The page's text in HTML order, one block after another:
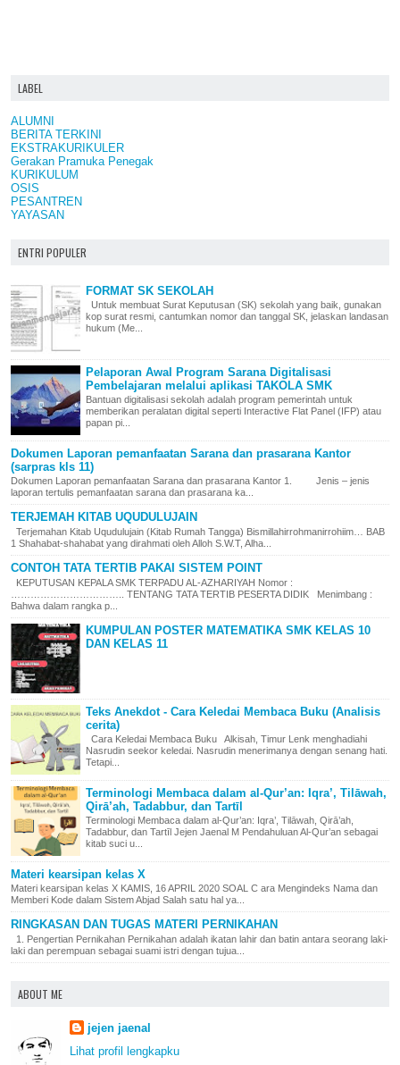
LABEL
ALUMNI
BERITA TERKINI
EKSTRAKURIKULER
Gerakan Pramuka Penegak
KURIKULUM
OSIS
PESANTREN
YAYASAN
ENTRI POPULER
FORMAT SK SEKOLAH
Untuk membuat Surat Keputusan (SK) sekolah yang baik, gunakan
kop surat resmi, cantumkan nomor dan tanggal SK, jelaskan landasan
hukum (Me...
Pelaporan Awal Program Sarana Digitalisasi
Pembelajaran melalui aplikasi TAKOLA SMK
Bantuan digitalisasi sekolah adalah program pemerintah untuk
memberikan peralatan digital seperti Interactive Flat Panel (IFP) atau
papan pi...
Dokumen Laporan pemanfaatan Sarana dan prasarana Kantor
(sarpras kls 11)
Dokumen Laporan pemanfaatan Sarana dan prasarana Kantor 1. Jenis – jenis
laporan tertulis pemanfaatan sarana dan prasarana ka...
TERJEMAH KITAB UQUDULUJAIN
Terjemahan Kitab Uqudulujain (Kitab Rumah Tangga) Bismillahirrohmanirrohiim… BAB
1 Shahabat-shahabat yang dirahmati oleh Alloh S.W.T, Alha...
CONTOH TATA TERTIB PAKAI SISTEM POINT
KEPUTUSAN KEPALA SMK TERPADU AL-AZHARIYAH Nomor :
…………………………….. TENTANG TATA TERTIB PESERTA DIDIK Menimbang :
Bahwa dalam rangka p...
KUMPULAN POSTER MATEMATIKA SMK KELAS 10
DAN KELAS 11
Teks Anekdot - Cara Keledai Membaca Buku (Analisis
cerita)
Cara Keledai Membaca Buku Alkisah, Timur Lenk menghadiahi
Nasrudin seekor keledai. Nasrudin menerimanya dengan senang hati.
Tetapi...
Terminologi Membaca dalam al-Qur’an: Iqra’, Tilāwah,
Qirā’ah, Tadabbur, dan Tartīl
Terminologi Membaca dalam al-Qur’an: Iqra’, Tilāwah, Qirā’ah,
Tadabbur, dan Tartīl Jejen Jaenal M Pendahuluan Al-Qur’an sebagai
kitab suci u...
Materi kearsipan kelas X
Materi kearsipan kelas X KAMIS, 16 APRIL 2020 SOAL C ara Mengindeks Nama dan
Memberi Kode dalam Sistem Abjad Salah satu hal ya...
RINGKASAN DAN TUGAS MATERI PERNIKAHAN
1. Pengertian Pernikahan Pernikahan adalah ikatan lahir dan batin antara seorang laki-
laki dan perempuan sebagai suami istri dengan tujua...
ABOUT ME
jejen jaenal
Lihat profil lengkapku